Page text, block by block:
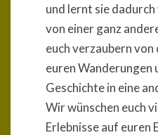
und lernt sie
von einer ganz
euch verzaubern von
euren Wanderungen
Geschichte in eine
Wir wünschen euch
Erlebnisse auf euren